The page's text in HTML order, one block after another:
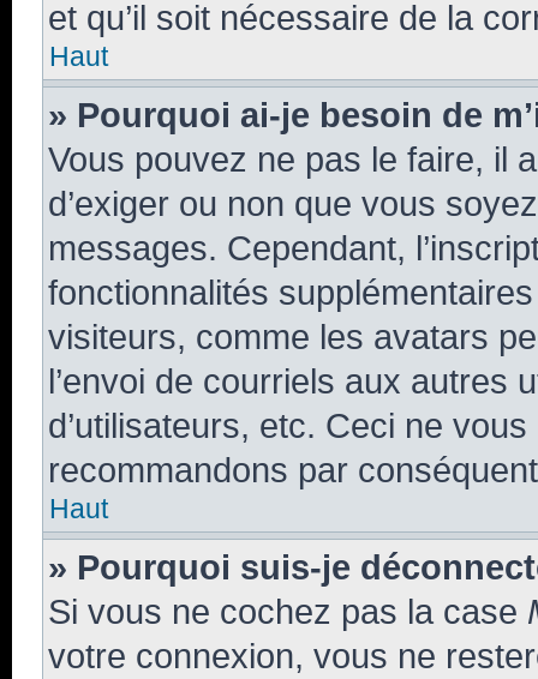
et qu’il soit nécessaire de la
Haut
» Pourquoi ai-je besoin de
Vous pouvez ne pas le faire, il
d’exiger ou non que vous
messages. Cependant,
fonctionnalités
visiteurs, comme les avatars
l’envoi de courriels aux autres
d’utilisateurs, etc. Ceci ne
recommandons par
Haut
» Pourquoi suis-je
Si vous ne cochez pas la case
votre connexion, vous ne